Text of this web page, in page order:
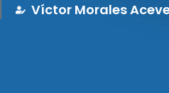
Víctor Morales